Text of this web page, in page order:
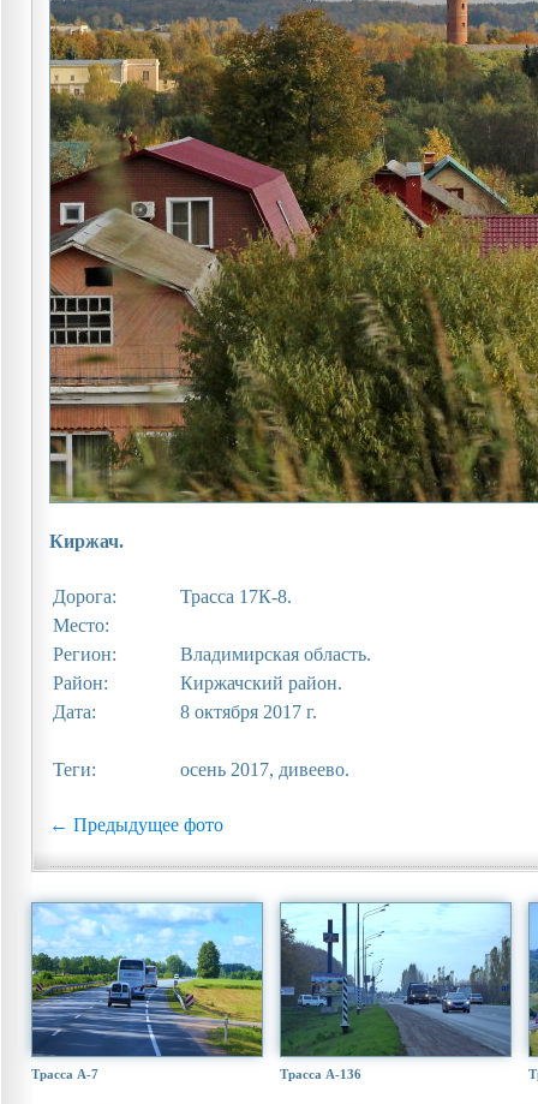
Киржач.
Дорога:
Трасса 17К-8.
Место:
Регион:
Владимирская область.
Район:
Киржачский район.
Дата:
8 октября 2017 г.
Теги: осень 2017, дивеево.
← Предыдущее фото
Трасса А-7 Трасса А-136